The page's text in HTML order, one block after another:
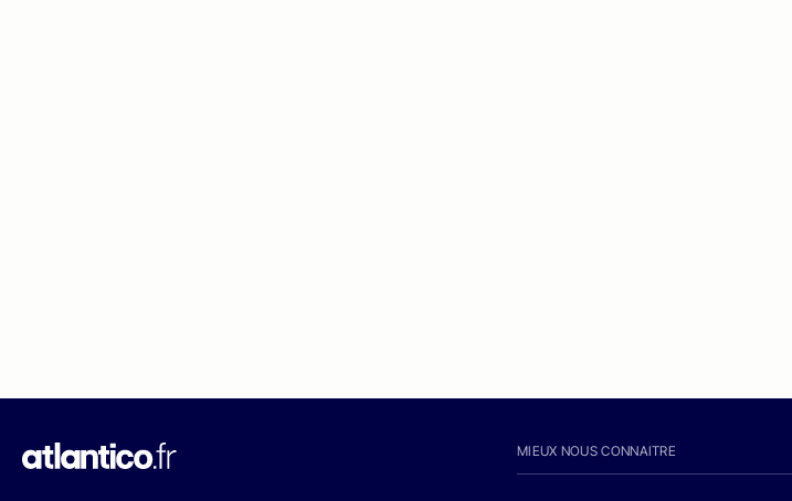
MIEUX NOUS CONNAITRE